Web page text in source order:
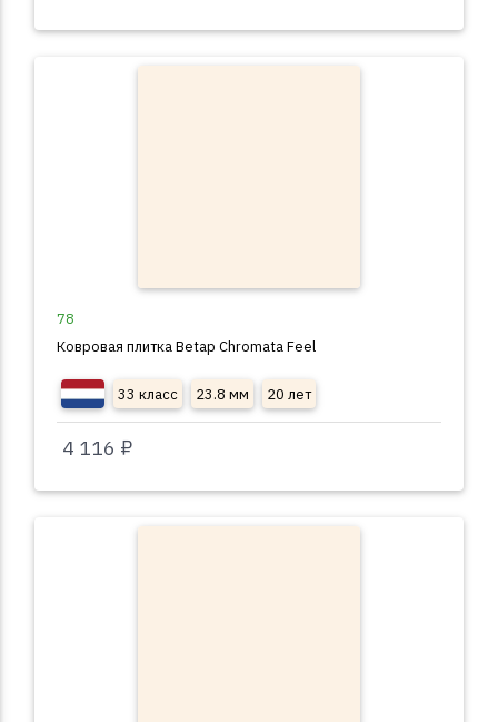
78
Ковровая плитка Betap Chromata Feel
33 класс 23.8 мм 20 лет
4 116 ₽